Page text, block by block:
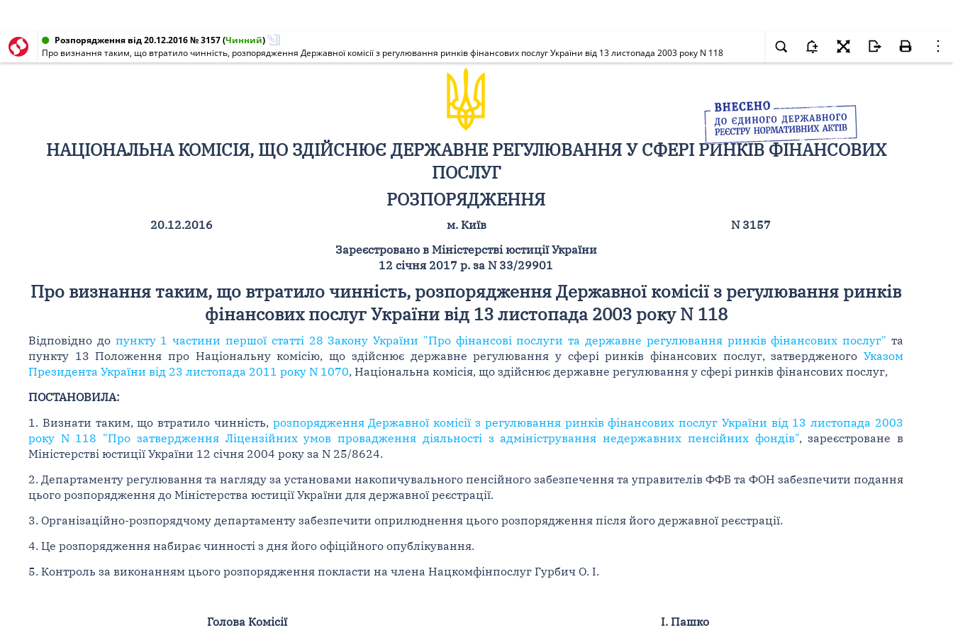
Розпорядження від 20.12.2016 № 3157(Чинний)
Про визнання таким, що втратило чинність, розпорядження Державної комісії з регулювання ринків фінансових послуг України від 13 листопада 2003 року N 118